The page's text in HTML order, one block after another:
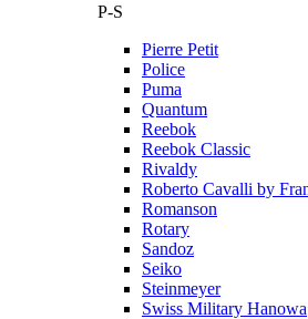
P-S
Pierre Petit
Police
Puma
Quantum
Reebok
Reebok Classic
Rivaldy
Roberto Cavalli by
Romanson
Rotary
Sandoz
Seiko
Steinmeyer
Swiss Military Hanowa